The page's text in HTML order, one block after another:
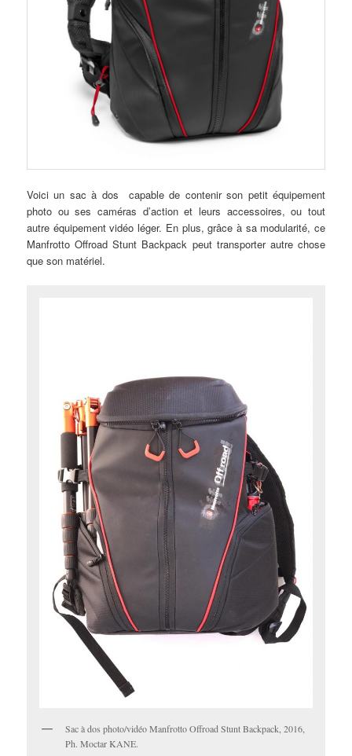
Voici un sac à dos capable de contenir son petit équipement
photo ou ses caméras d’action et leurs accessoires, ou tout
autre équipement vidéo léger. En plus, grâce à sa modularité, ce
Manfrotto Offroad Stunt Backpack peut transporter autre chose
que son matériel.
Sac à dos photo/vidéo Manfrotto Offroad Stunt Backpack, 2016,
Ph. Moctar KANE.